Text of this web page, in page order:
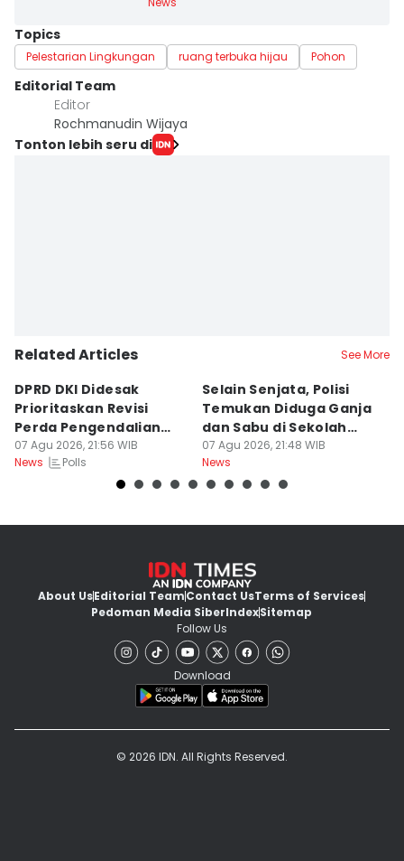
Topics
Pelestarian Lingkungan ruang terbuka hijau Pohon
Editorial Team
Editor
Rochmanudin Wijaya
Tonton lebih seru di
Related Articles See More
DPRD DKI Didesak
Prioritaskan Revisi
Perda Pengendalian
Pencemaran Udara
07 Agu 2026, 21:56 WIB
News
Polls
Selain Senjata, Polisi
Temukan Diduga Ganja
dan Sabu di Sekolah
Jaksel
07 Agu 2026, 21:48 WIB
News
About UsEditorial TeamContact UsTerms of Services
Pedoman Media SiberIndexSitemap
Follow Us
Download
© 2026 IDN. All Rights Reserved.